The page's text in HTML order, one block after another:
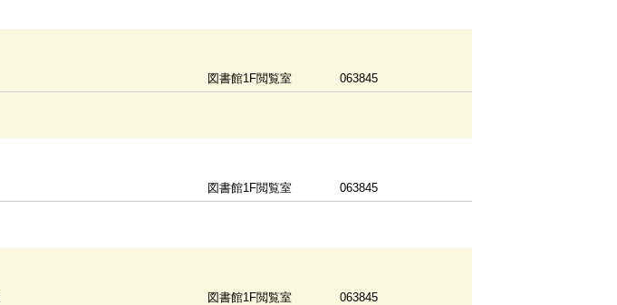
図書館1F閲覧室 063845
図書館1F閲覧室 063845
図書館1F閲覧室 063845